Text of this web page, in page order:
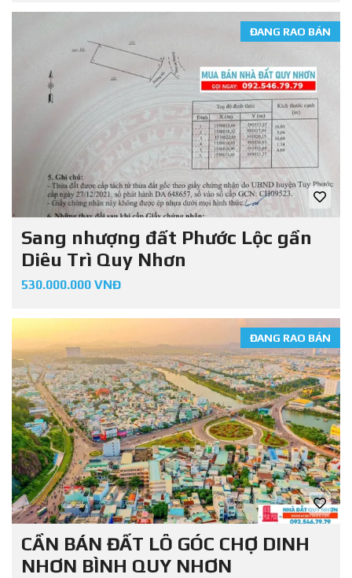
ĐANG RAO BÁN
Sang nhượng đất Phước Lộc gần
Diêu Trì Quy Nhơn
530.000.000 VNĐ
ĐANG RAO BÁN
CẦN BÁN ĐẤT LÔ GÓC CHỢ DINH
NHƠN BÌNH QUY NHƠN